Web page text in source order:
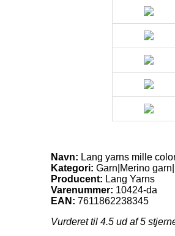
Navn: Lang yarns mille
Kategori: Garn|Merino
Producent: Lang Yarns
Varenummer: 10424-da
EAN: 7611862238345
Vurderet til 4.5 ud af 5